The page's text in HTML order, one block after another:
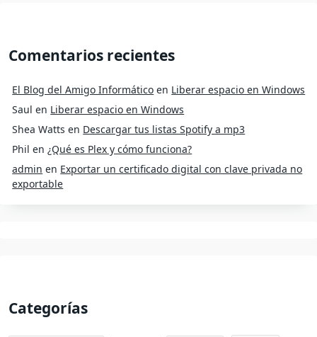
Comentarios recientes
El Blog del Amigo Informático en Liberar espacio en Windows
Saul en Liberar espacio en Windows
Shea Watts en Descargar tus listas Spotify a mp3
Phil en ¿Qué es Plex y cómo funciona?
admin en Exportar un certificado digital con clave privada no
exportable
Categorías